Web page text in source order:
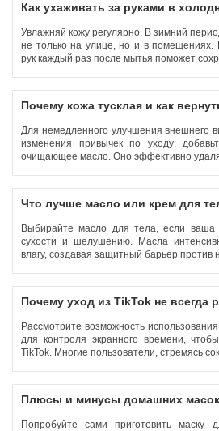
Как ухаживать за руками в
Увлажняй кожу регулярно. В зимний
не только на улице, но и в помещениях.
рук каждый раз после мытья поможет
Почему кожа тусклая и как
Для немедленного улучшения внешнего
изменения привычек по уходу:
очищающее масло. Оно эффективно
Что лучше масло или крем для
Выбирайте масло для тела, если ваша
сухости и шелушению. Масла
влагу, создавая защитный барьер против
Почему уход из TikTok не всегда
Рассмотрите возможность
для контроля экранного времени,
TikTok. Многие пользователи, стремясь
Плюсы и минусы домашних масок
Попробуйте сами приготовить маску